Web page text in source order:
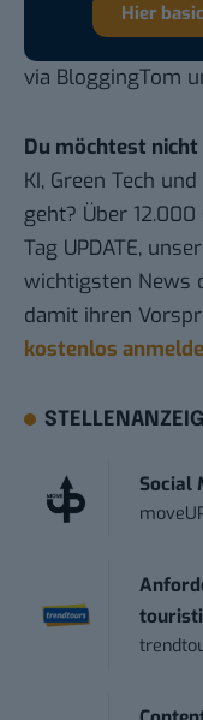
Hier
via BloggingTom
Du möchtest
KI, Green Tech
geht? Über
Tag UPDATE,
wichtigsten News
damit ihren
kostenlos
Social